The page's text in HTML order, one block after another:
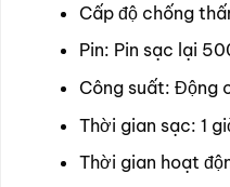
Cấp độ chống
Pin: Pin sạc lại
Công suất: Động
Thời gian sạc: 1
Thời gian hoạt